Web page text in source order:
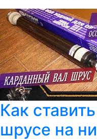
Как
шрусе на